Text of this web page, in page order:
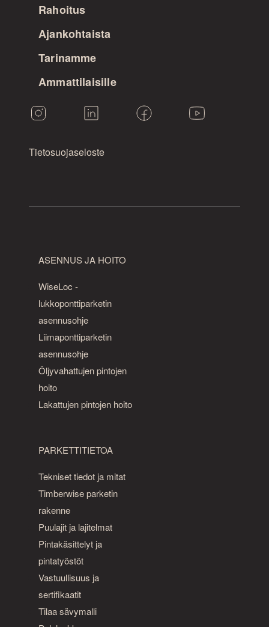
Rahoitus
Ajankohtaista
Tarinamme
Ammattilaisille
Tietosuojaseloste
ASENNUS JA HOITO
WiseLoc -
lukkoponttiparketin
asennusohje
Liimaponttiparketin
asennusohje
Öljyvahattujen pintojen
hoito
Lakattujen pintojen hoito
PARKETTITIETOA
Tekniset tiedot ja mitat
Timberwise parketin
rakenne
Puulajit ja lajitelmat
Pintakäsittelyt ja
pintatyöstöt
Vastuullisuus ja
sertifikaatit
Tilaa sävymalli